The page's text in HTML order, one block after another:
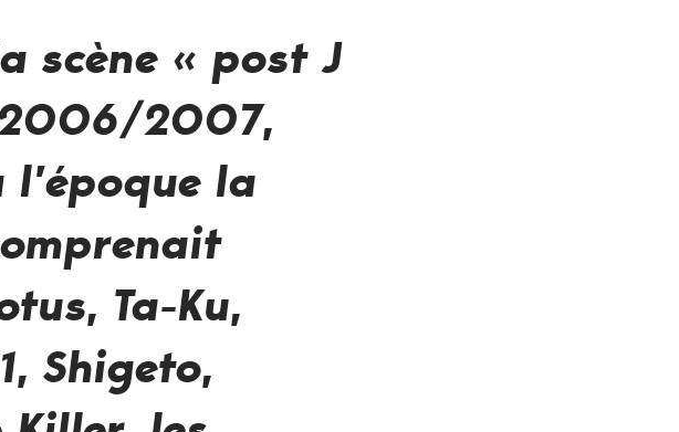
scène « post J
2007,
la
Ta-Ku,
, Shigeto,